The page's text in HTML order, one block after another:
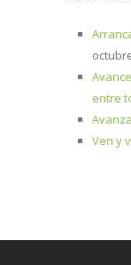
entre
Ven y